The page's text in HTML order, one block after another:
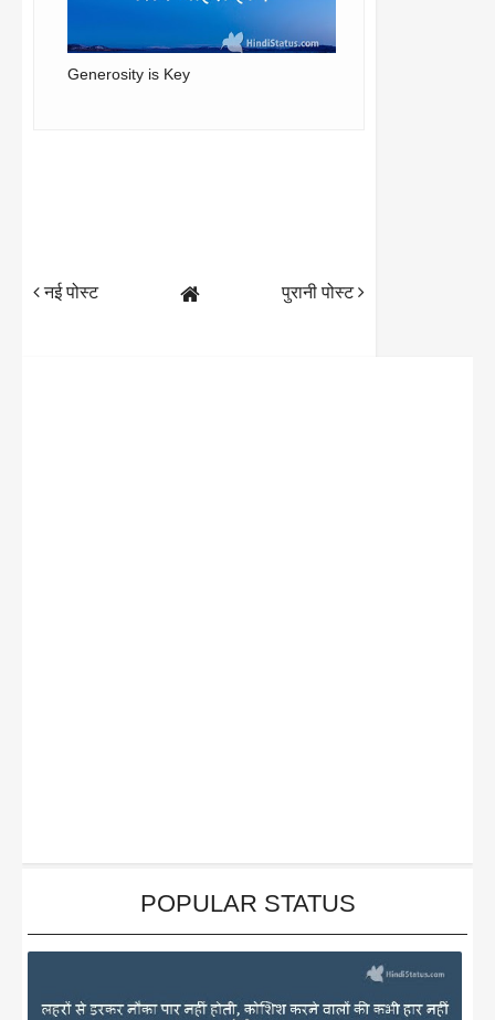
Generosity is Key
नई पोस्ट पुरानी पोस्ट
POPULAR STATUS